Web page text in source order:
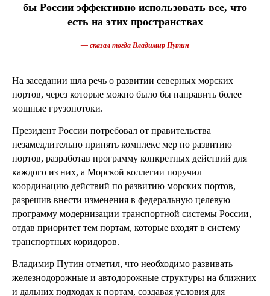
бы России эффективно использовать все, что
есть на этих пространствах
— сказал тогда Владимир Путин
На заседании шла речь о развитии северных морских
портов, через которые можно было бы направить более
мощные грузопотоки.
Президент России потребовал от правительства
незамедлительно принять комплекс мер по развитию
портов, разработав программу конкретных действий для
каждого из них, а Морской коллегии поручил
координацию действий по развитию морских портов,
разрешив внести изменения в федеральную целевую
программу модернизации транспортной системы России,
отдав приоритет тем портам, которые входят в систему
транспортных коридоров.
Владимир Путин отметил, что необходимо развивать
железнодорожные и автодорожные структуры на ближних
и дальних подходах к портам, создавая условия для